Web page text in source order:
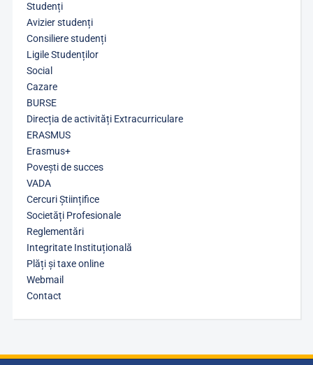
Studenți
Avizier studenți
Consiliere studenți
Ligile Studenților
Social
Cazare
BURSE
Direcția de activități Extracurriculare
ERASMUS
Erasmus+
Povești de succes
VADA
Cercuri Științifice
Societăți Profesionale
Reglementări
Integritate Instituțională
Plăți și taxe online
Webmail
Contact